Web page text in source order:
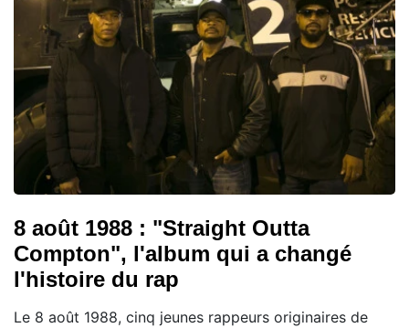
8 août 1988 : "Straight Outta
Compton", l'album qui a changé
l'histoire du rap
Le 8 août 1988, cinq jeunes rappeurs originaires de